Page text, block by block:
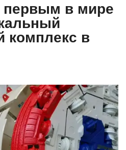
первым в мире
комплекс в